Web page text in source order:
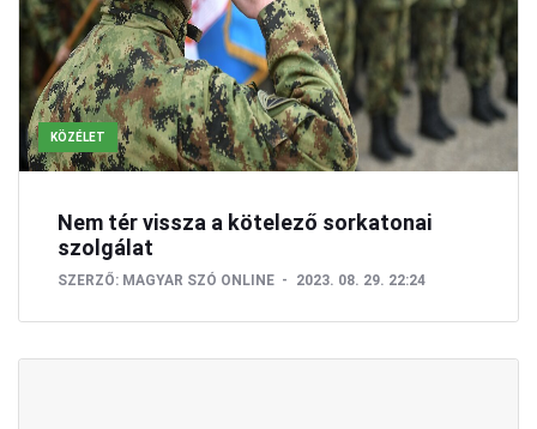
KÖZÉLET
Nem tér vissza a kötelező sorkatonai
szolgálat
SZERZŐ: MAGYAR SZÓ ONLINE 2023. 08. 29. 22:24